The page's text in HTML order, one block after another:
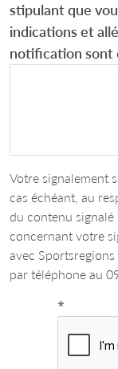
stipulant que
indications et
notification sont
Votre signalement
cas échéant, au
du contenu
concernant votre
avec Sportsregions
par téléphone au
*